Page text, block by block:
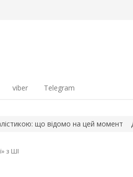
viber Telegram
що відомо на цей момент Діти
з ШІ